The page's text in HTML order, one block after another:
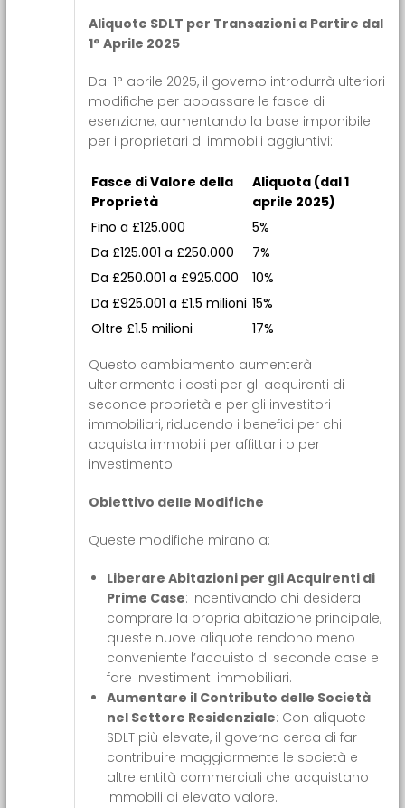
Aliquote SDLT per Transazioni a Partire dal
1° Aprile 2025
Dal 1° aprile 2025, il governo introdurrà ulteriori
modifiche per abbassare le fasce di
esenzione, aumentando la base imponibile
per i proprietari di immobili aggiuntivi:
Fasce di Valore della
Proprietà
Aliquota (dal 1
aprile 2025)
Fino a £125.000
5%
Da £125.001 a £250.000
7%
Da £250.001 a £925.000
10%
Da £925.001 a £1.5 milioni 15%
Oltre £1.5 milioni
17%
Questo cambiamento aumenterà
ulteriormente i costi per gli acquirenti di
seconde proprietà e per gli investitori
immobiliari, riducendo i benefici per chi
acquista immobili per affittarli o per
investimento.
Obiettivo delle Modifiche
Queste modifiche mirano a:
Liberare Abitazioni per gli Acquirenti di
Prime Case: Incentivando chi desidera
comprare la propria abitazione principale,
queste nuove aliquote rendono meno
conveniente l’acquisto di seconde case e
fare investimenti immobiliari.
Aumentare il Contributo delle Società
nel Settore Residenziale: Con aliquote
SDLT più elevate, il governo cerca di far
contribuire maggiormente le società e
altre entità commerciali che acquistano
immobili di elevato valore.